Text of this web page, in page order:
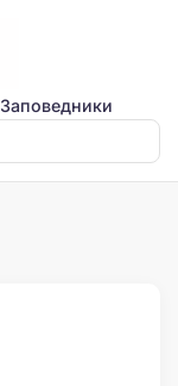
Заповедники